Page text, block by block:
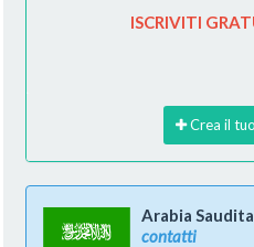
ISCRIVITI
Crea il
Arabia Saudita
contatti